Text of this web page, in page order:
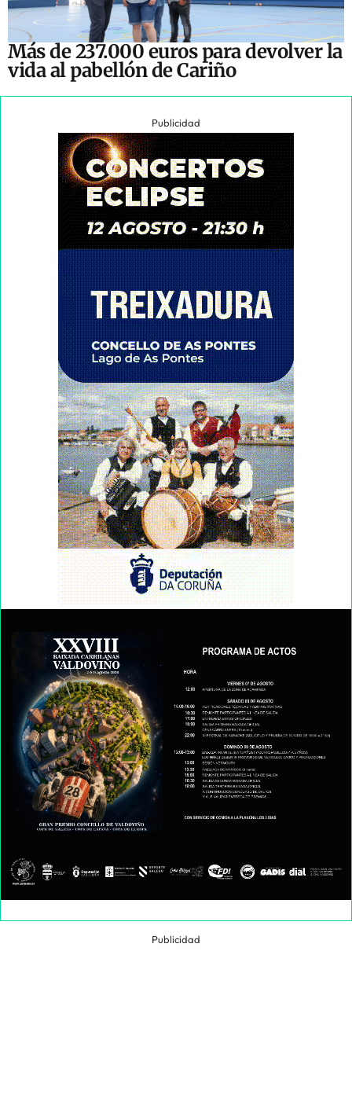
Más de 237.000 euros para devolver la
vida al pabellón de Cariño
Publicidad
Publicidad